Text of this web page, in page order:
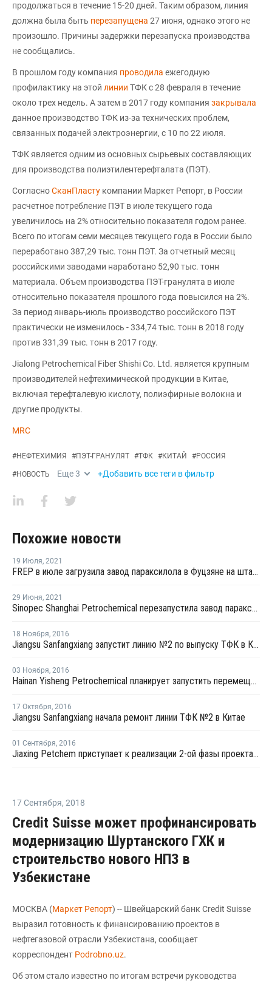
продолжаться в течение 15-20 дней. Таким образом, линия
должна была быть перезапущена 27 июня, однако этого не
произошло. Причины задержки перезапуска производства
не сообщались.
В прошлом году компания проводила ежегодную
профилактику на этой линии ТФК с 28 февраля в течение
около трех недель. А затем в 2017 году компания закрывала
данное производство ТФК из-за технических проблем,
связанных подачей электроэнергии, с 10 по 22 июля.
ТФК является одним из основных сырьевых составляющих
для производства полиэтилентерефталата (ПЭТ).
СогласноСканПласту компании Маркет Репорт, в России
расчетное потребление ПЭТ в июле текущего года
увеличилось на 2% относительно показателя годом ранее.
Всего по итогам семи месяцев текущего года в России было
переработано 387,29 тыс. тонн ПЭТ. За отчетный месяц
российскими заводами наработано 52,90 тыс. тонн
материала. Объем производства ПЭТ-гранулята в июле
относительно показателя прошлого года повысился на 2%.
За период январь-июль производство российского ПЭТ
практически не изменилось - 334,74 тыс. тонн в 2018 году
против 331,39 тыс. тонн в 2017 году.
Jialong Petrochemical Fiber Shishi Co. Ltd. является крупным
производителей нефтехимической продукции в Китае,
включая терефталевую кислоту, полиэфирные волокна и
другие продукты.
MRC
#НЕФТЕХИМИЯ #ПЭТ-ГРАНУЛЯТ #ТФК #КИТАЙ #РОССИЯ
#НОВОСТЬ Еще3 +Добавить все теги в фильтр
Похожие новости
19 Июля, 2021
FREP в июле загрузила завод параксилола в Фуцзяне на штатном уровне
29 Июня, 2021
Sinopec Shanghai Petrochemical перезапустила завод параксилола № 1 после планового ремонта
18 Ноября, 2016
Jiangsu Sanfangxiang запустит линию №2 по выпуску ТФК в Китае на этой неделе
03 Ноября, 2016
Hainan Yisheng Petrochemical планирует запустить перемещенный завод ПЭТ в марте 2017 года
17 Октября, 2016
Jiangsu Sanfangxiang начала ремонт линии ТФК №2 в Китае
01 Сентября, 2016
Jiaxing Petchem приступает к реализации 2-ой фазы проекта по наращиванию мощностей ТФК в Китае
17 Сентября, 2018
Credit Suisse может профинансировать
модернизацию Шуртанского ГХК и
строительство нового НПЗ в
Узбекистане
МОСКВА (Маркет Репорт) -- Швейцарский банк Credit Suisse
выразил готовность к финансированию проектов в
нефтегазовой отрасли Узбекистана, сообщает
корреспондент Podrobno.uz.
Об этом стало известно по итогам встречи руководства